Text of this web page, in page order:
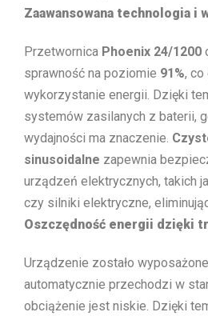
Zaawansowana technologia i
Przetwornica Phoenix 24/1200
sprawność na poziomie 91%, co
wykorzystanie energii. Dzięki
systemów zasilanych z baterii,
wydajności ma znaczenie.
sinusoidalne zapewnia
urządzeń elektrycznych, takich
czy silniki elektryczne,
Oszczędność energii dzięki
Urządzenie zostało
automatycznie przechodzi w
obciążenie jest niskie. Dzięki